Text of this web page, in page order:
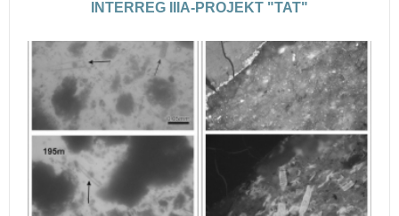
INTERREG IIIA-PROJEKT "TAT"